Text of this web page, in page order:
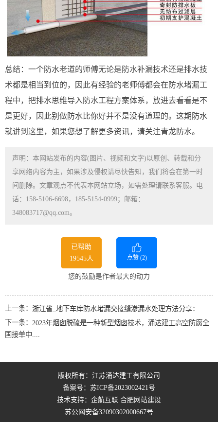
总结：一个防水老道的师傅无论是防水补漏技术还是排水技
术都是相当到位的，因此有经验的老师傅都会在防水堵漏工
程中，把排水思维导入防水工程方案体系，放进去看看是不
是更好，因此别做防水比你好并不是没有道理的。这期防水
就讲到这里，如果您想了解更多资讯，请关注青龙防水。
声明：本网站发布的内容(图片、视频和文字)以原创、转载和分
享网络内容为主，如果涉及侵权请尽快告知，我们将会在第一时
间删除。文章观点不代表本网站立场，如需处理请联系客服。电
话：158-5106-6698，185-5154-0999；邮箱：
348083717@qq.com。
已帮助
19545人
点赞 (2)
您的鼓励是作者最大的动力
上一条： 浙江省_地下车库防水堵漏交接缝渗漏水处理方法分享：
下一条： 2023年烟囱脱硫是一种新型烟囱技术，涌达建工高空防腐全
国接单中....
版权所有：江苏涌达建工有限公司
备案号： 苏ICP备2023002421号
技术支持：企航互联 合肥网站建设
苏公网安备32090302000667号